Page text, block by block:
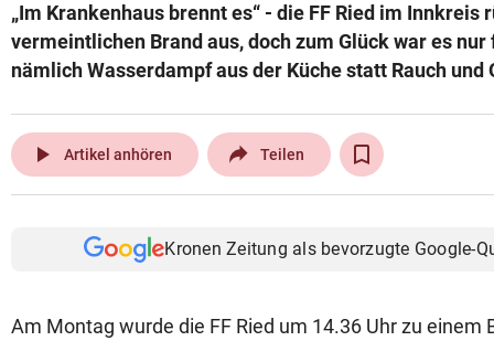
„Im Krankenhaus brennt es“ - die FF Ried im Innkreis
vermeintlichen Brand aus, doch zum Glück war es
nämlich Wasserdampf aus der Küche statt Rauch und
play_arrow Artikel anhören Teilen
Kronen Zeitung als bevorzugte Google-
Am Montag wurde die FF Ried um 14.36 Uhr zu einem